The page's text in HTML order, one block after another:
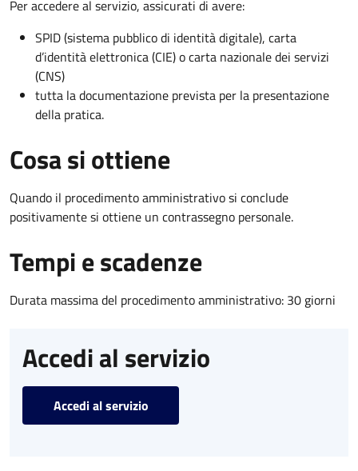
Per accedere al servizio, assicurati di avere:
SPID (sistema pubblico di identità digitale), carta
d’identità elettronica (CIE) o carta nazionale dei servizi
(CNS)
tutta la documentazione prevista per la presentazione
della pratica.
Cosa si ottiene
Quando il procedimento amministrativo si conclude
positivamente si ottiene un contrassegno personale.
Tempi e scadenze
Durata massima del procedimento amministrativo: 30 giorni
Accedi al servizio
Accedi al servizio